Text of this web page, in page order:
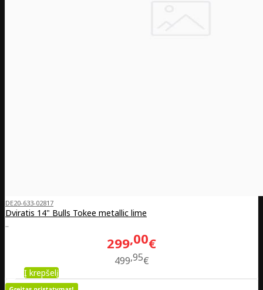
DE20-633-02817
Dviratis 14" Bulls Tokee metallic lime
..
299 00€
499 95€
Į krepšelį